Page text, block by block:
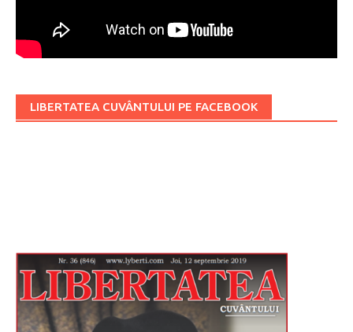
LIBERTATEA CUVÂNTULUI PE FACEBOOK